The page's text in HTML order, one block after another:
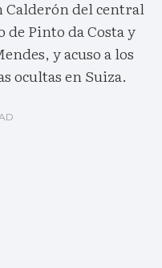
Calderón del central
de Pinto da Costa y
y acuso a los
ocultas en Suiza.